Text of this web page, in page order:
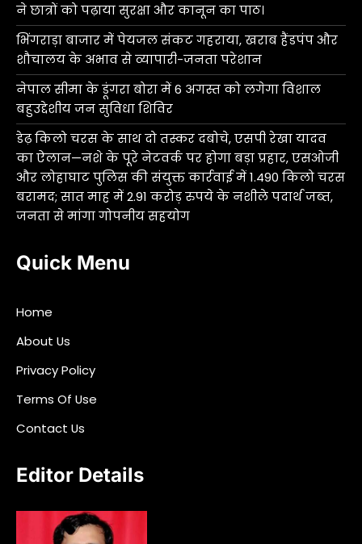
ने छात्रों को पढ़ाया सुरक्षा और कानून का पाठ।
भिंगराड़ा बाजार में पेयजल संकट गहराया, खराब हैंडपंप और
शौचालय के अभाव से व्यापारी-जनता परेशान
नेपाल सीमा के डूंगरा बोरा में 6 अगस्त को लगेगा विशाल
बहुउद्देशीय जन सुविधा शिविर
डेढ़ किलो चरस के साथ दो तस्कर दबोचे, एसपी रेखा यादव
का ऐलान—नशे के पूरे नेटवर्क पर होगा बड़ा प्रहार, एसओजी
और लोहाघाट पुलिस की संयुक्त कार्रवाई में 1.490 किलो चरस
बरामद; सात माह में 2.91 करोड़ रुपये के नशीले पदार्थ जब्त,
जनता से मांगा गोपनीय सहयोग
Quick Menu
Home
About Us
Privacy Policy
Terms Of Use
Contact Us
Editor Details